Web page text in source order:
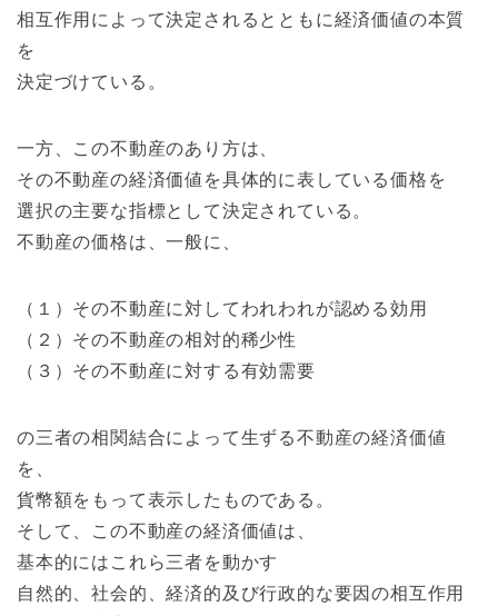
相互作用によって決定されるとともに経済価値の本質
を
決定づけている。
一方、この不動産のあり方は、
その不動産の経済価値を具体的に表している価格を
選択の主要な指標として決定されている。
不動産の価格は、一般に、
（１）その不動産に対してわれわれが認める効用
（２）その不動産の相対的稀少性
（３）その不動産に対する有効需要
の三者の相関結合によって生ずる不動産の経済価値
を、
貨幣額をもって表示したものである。
そして、この不動産の経済価値は、
基本的にはこれら三者を動かす
自然的、社会的、経済的及び行政的な要因の相互作用